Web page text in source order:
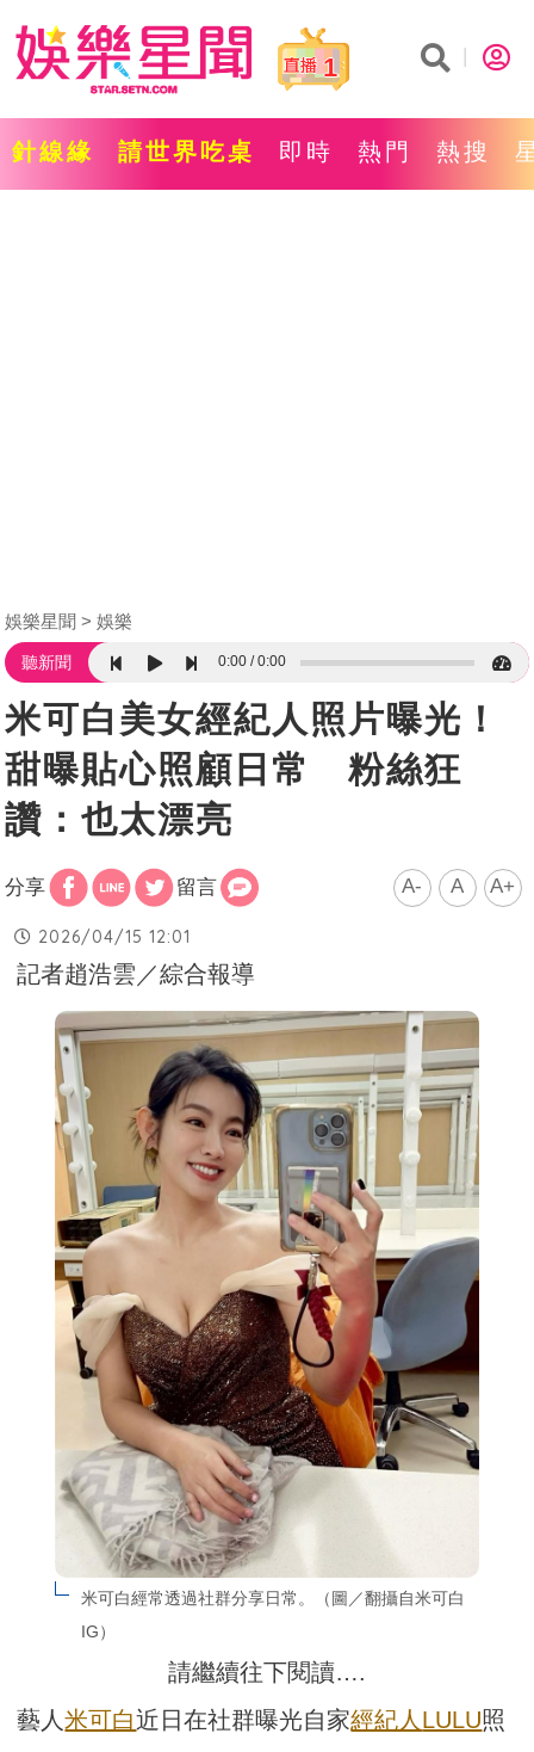
1
針線緣 請世界吃桌 即時 熱門 熱搜
娛樂星聞 娛樂
聽新聞 0:00 0:00
米可白美女經紀人照片曝光！
甜曝貼心照顧日常 粉絲狂
讚：也太漂亮
分享 留言 A- A A+
2026/04/15 12:01
記者趙浩雲／綜合報導
米可白經常透過社群分享日常。（圖／翻攝自米可白
IG）
請繼續往下閱讀….
藝人米可白近日在社群曝光自家經紀人 LULU照